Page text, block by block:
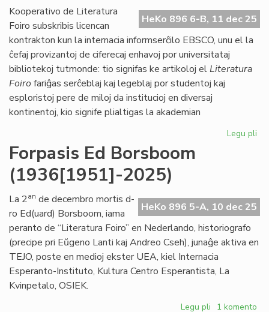
HeKo 896 6-B, 11 dec 25
Kooperativo de Literatura
Foiro subskribis licencan
kontrakton kun la internacia informserĉilo EBSCO, unu el la
ĉefaj provizantoj de ciferecaj enhavoj por universitataj
bibliotekoj tutmonde: tio signifas ke artikoloj elLiteratura
Foirofariĝas serĉeblaj kaj legeblaj por studentoj kaj
esploristoj pere de miloj da institucioj en diversaj
kontinentoj, kio signife plialtigas la akademian
Legu pli
Forpasis Ed Borsboom
(1936[1951]-2025)
HeKo 896 5-A, 10 dec 25
La 2an de decembro mortis d-
ro Ed(uard) Borsboom, iama
peranto de “Literatura Foiro” en Nederlando, historiografo
(precipe pri Eŭgeno Lanti kaj Andreo Cseh), junaĝe aktiva en
TEJO, poste en medioj ekster UEA, kiel Internacia
Esperanto-Instituto, Kultura Centro Esperantista, La
Kvinpetalo, OSIEK.
Legu pli pri1 komento